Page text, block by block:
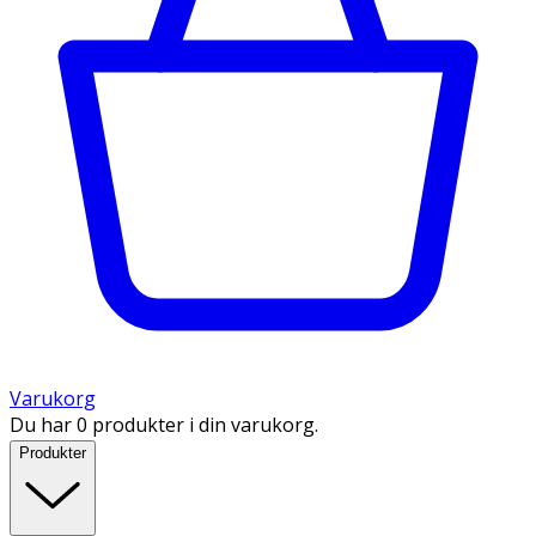
Varukorg
Du har 0 produkter i din varukorg.
Produkter